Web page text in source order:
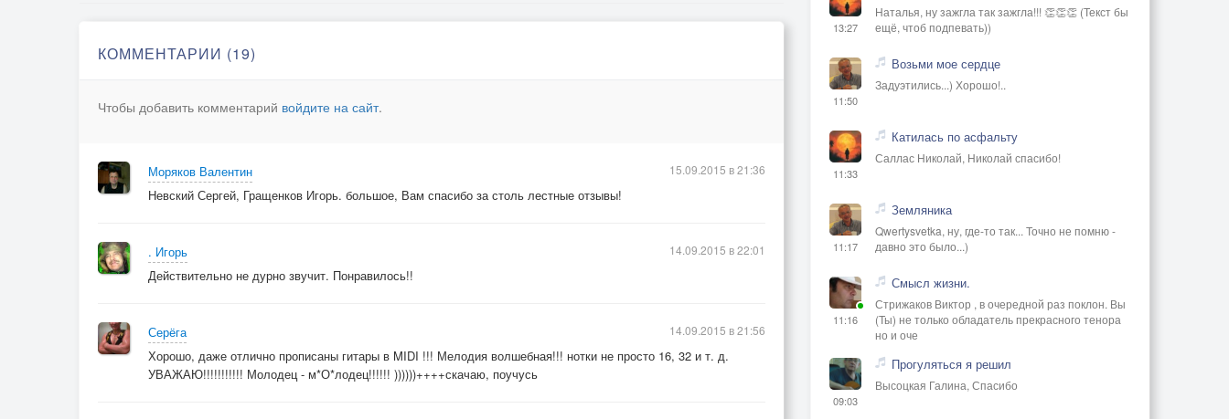
КОММЕНТАРИИ (19)
Чтобы добавить комментарий войдите на сайт.
Моряков Валентин
Невский Сергей, Гращенков Игорь. большое, Вам спасибо за столь лестные отзывы!
15.09.2015 в 21:36
. Игорь
Действительно не дурно звучит. Понравилось!!
14.09.2015 в 22:01
Серёга
Хорошо, даже отлично прописаны гитары в MIDI !!! Мелодия волшебная!!! нотки не просто 16, 32 и т. д.
УВАЖАЮ!!!!!!!!!!! Молодец - м*О*лодец!!!!!! ))))))++++скачаю, поучусь
14.09.2015 в 21:56
13:27
Наталья, ну зажгла так зажгла!!! 👏👏👏 (Текст бы
ещё, чтоб подпевать))
11:50
Возьми мое сердце
Задуэтились...) Хорошо!..
11:33
Катилась по асфальту
Саллас Николай, Николай спасибо!
11:17
Земляника
Qwertysvetka, ну, где-то так... Точно не помню -
давно это было...)
11:16
Смысл жизни.
Стрижаков Виктор , в очередной раз поклон. Вы
(Ты) не только обладатель прекрасного тенора
но и оче
09:03
Прогуляться я решил
Высоцкая Галина, Спасибо